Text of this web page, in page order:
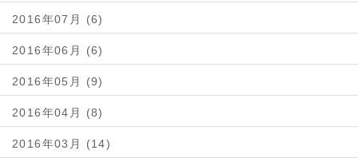
2016年07月 (6)
2016年06月 (6)
2016年05月 (9)
2016年04月 (8)
2016年03月 (14)